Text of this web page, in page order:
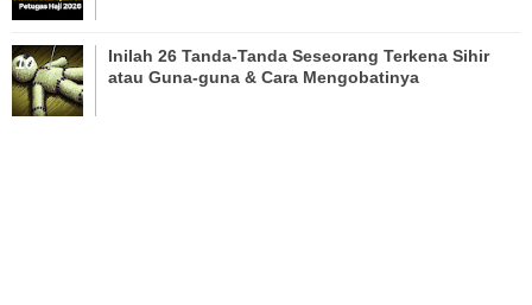
Inilah 26 Tanda-Tanda Seseorang Terkena Sihir
atau Guna-guna & Cara Mengobatinya